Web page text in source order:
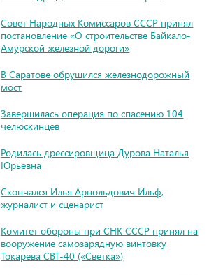
Совет Народных Комиссаров СССР принял
постановление «О строительстве Байкало-
Амурской железной дороги»
В Саратове обрушился железнодорожный
мост
Завершилась операция по спасению 104
челюскинцев
Родилась дрессировщица Дурова Наталья
Юрьевна
Скончался Илья Арнольдович Ильф,
журналист и сценарист
Комитет обороны при СНК СССР принял на
вооружение самозарядную винтовку
Токарева СВТ-40 («Светка»)